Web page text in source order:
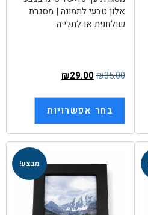
אלון טבעי לתמונה | מסגרת
שולחנית או לתלייה
₪35.00
₪29.00
בחר אפשרויות
מבצע!